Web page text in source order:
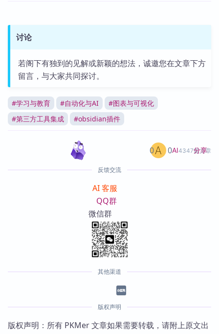
讨论
若阁下有独到的见解或新颖的想法，诚邀您在文章下方
留言，与大家共同探讨。
#学习与教育 #自动化与AI #图表与可视化
#第三方工具集成 #obsidian插件
AI4347篇文章
0 0 分享
反馈交流
AI 客服
QQ群
微信群
其他渠道
版权声明
版权声明：所有 PKMer 文章如果需要转载，请附上原文出